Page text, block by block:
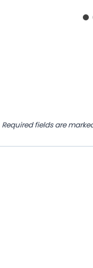
Required fields are